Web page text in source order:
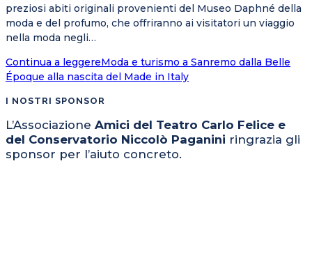
preziosi abiti originali provenienti del Museo Daphné della
moda e del profumo, che offriranno ai visitatori un viaggio
nella moda negli…
Continua a leggereModa e turismo a Sanremo dalla Belle
Époque alla nascita del Made in Italy
I NOSTRI SPONSOR
L’Associazione Amici del Teatro Carlo Felice e
del Conservatorio Niccolò Paganini ringrazia gli
sponsor per l’aiuto concreto.